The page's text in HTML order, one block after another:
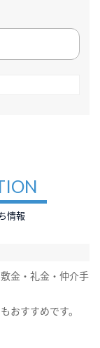
情報
金・礼金・仲介手
おすすめです。